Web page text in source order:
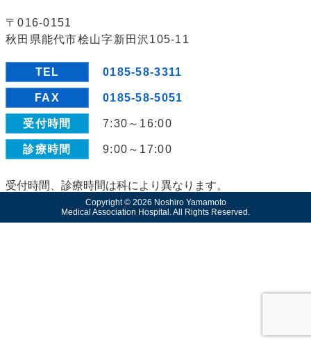
〒016-0151
秋田県能代市桧山字新田沢105-11
TEL 0185-58-3311
FAX 0185-58-5051
受付時間 7:30～16:00
診療時間 9:00～17:00
受付時間、診療時間は科により異なります。
Copyright © 2026 Noshiro Yamamoto
Medical Association Hospital. All Rights Reserved.